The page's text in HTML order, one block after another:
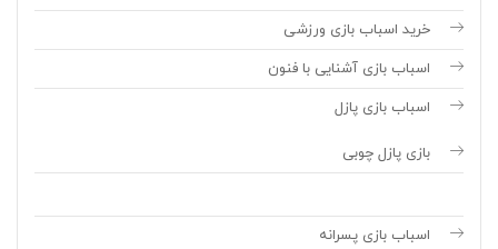
خرید اسباب بازی ورزشی
اسباب بازی آشنایی با فنون
اسباب بازی پازل
بازی پازل چوبی
اسباب بازی پسرانه